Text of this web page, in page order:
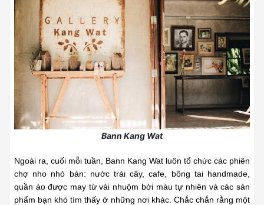
Bann Kang Wat
Ngoài ra, cuối mỗi tuần, Bann Kang Wat luôn tổ chức các phiên
chợ nho nhỏ bán: nước trái cây, cafe, bông tai handmade,
quần áo được may từ vải nhuộm bởi màu tự nhiên và các sản
phẩm bạn khó tìm thấy ở những nơi khác. Chắc chắn rằng một